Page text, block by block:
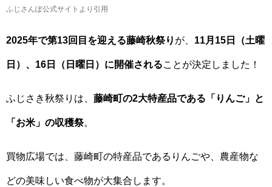
ふじさんぽ公式サイトより引用
2025年で第13回目を迎える藤崎秋祭り が、 11月15日（土曜
日）、16日（日曜日）に開催される ことが決定しました！
ふじさき秋祭りは、 藤崎町の2大特産品である「りんご」と
「お米」の収穫祭。
買物広場では、藤崎町の特産品であるりんごや、農産物な
どの美味しい食べ物が大集合します。